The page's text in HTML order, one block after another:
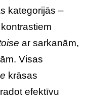
kategorijās –
ar sarkanām,
Visas
krāsas
efektīvu